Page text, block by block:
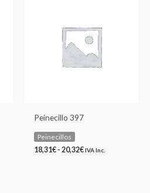
Peinecillo 397
Peinecillos
18,31€ - 20,32€
18,31€
hasta
20,32€
IVA Inc.